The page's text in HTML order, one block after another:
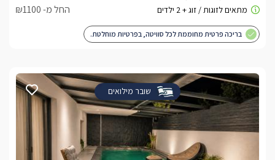
החל מ- ₪1100
בריכה פרטית מחוממת לכל סוויטה, בפרטיות מוחלטת.
שובר מילואים